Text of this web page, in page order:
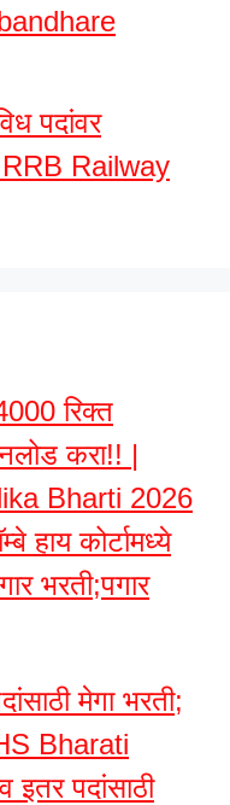
पदांवर
RRB Railway
रिक्त
करा!! |
Bharti 2026
हाय कोर्टामध्ये
भरती;पगार
मेगा भरती;
Bharati
इतर पदांसाठी